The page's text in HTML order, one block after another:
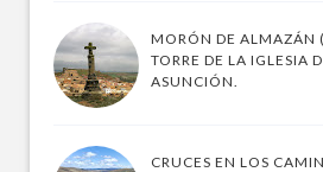
MORÓN DE ALMAZÁN
TORRE DE LA IGLESIA
ASUNCIÓN.
CRUCES EN LOS